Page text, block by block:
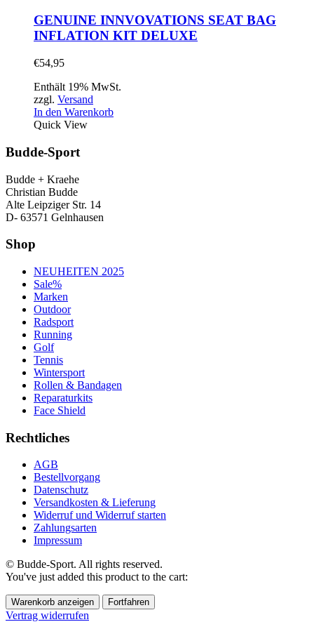
können
auf
der
GENUINE INNVOVATIONS SEAT BAG
INFLATION KIT DELUXE
€54,95
Enthält 19% MwSt.
zzgl. Versand
In den Warenkorb
Quick View
Budde-Sport
Budde + Kraehe
Christian Budde
Alte Leipziger Str. 14
D- 63571 Gelnhausen
Shop
NEUHEITEN 2025
Sale%
Marken
Outdoor
Radsport
Running
Golf
Tennis
Wintersport
Rollen & Bandagen
Reparaturkits
Face Shield
Rechtliches
AGB
Bestellvorgang
Datenschutz
Versandkosten & Lieferung
Widerruf und Widerruf starten
Zahlungsarten
Impressum
© Budde-Sport. All rights reserved.
You've just added this product to the cart:
Warenkorb anzeigen Fortfahren
Vertrag widerrufen